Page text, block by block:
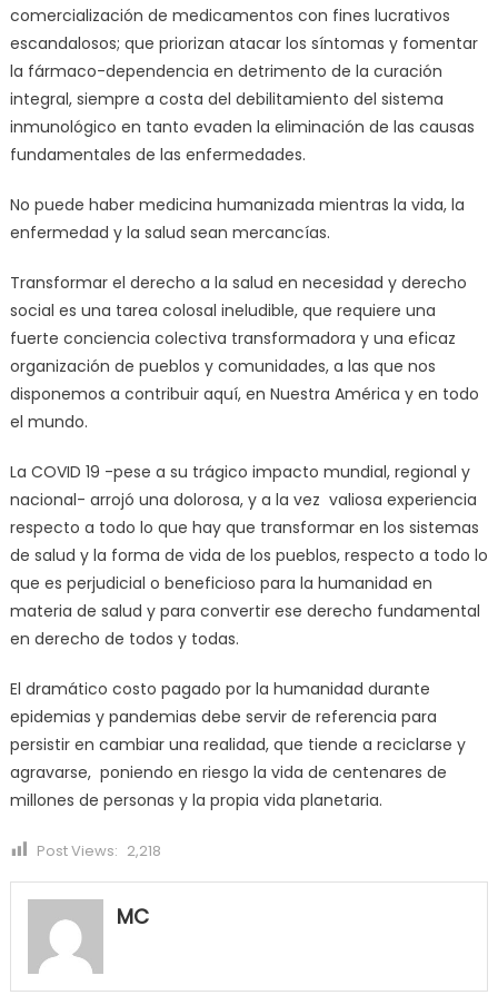
comercialización de medicamentos con fines lucrativos
escandalosos; que priorizan atacar los síntomas y fomentar
la fármaco-dependencia en detrimento de la curación
integral, siempre a costa del debilitamiento del sistema
inmunológico en tanto evaden la eliminación de las causas
fundamentales de las enfermedades.
No puede haber medicina humanizada mientras la vida, la
enfermedad y la salud sean mercancías.
Transformar el derecho a la salud en necesidad y derecho
social es una tarea colosal ineludible, que requiere una
fuerte conciencia colectiva transformadora y una eficaz
organización de pueblos y comunidades, a las que nos
disponemos a contribuir aquí, en Nuestra América y en todo
el mundo.
La COVID 19 -pese a su trágico impacto mundial, regional y
nacional- arrojó una dolorosa, y a la vez valiosa experiencia
respecto a todo lo que hay que transformar en los sistemas
de salud y la forma de vida de los pueblos, respecto a todo lo
que es perjudicial o beneficioso para la humanidad en
materia de salud y para convertir ese derecho fundamental
en derecho de todos y todas.
El dramático costo pagado por la humanidad durante
epidemias y pandemias debe servir de referencia para
persistir en cambiar una realidad, que tiende a reciclarse y
agravarse, poniendo en riesgo la vida de centenares de
millones de personas y la propia vida planetaria.
Post Views: 2,218
MC